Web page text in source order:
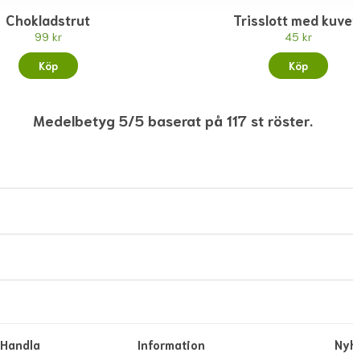
Chokladstrut
99 kr
Köp
Trisslott med
45 kr
Köp
Medelbetyg 5/5 baserat på 117 st röster.
Handla Information